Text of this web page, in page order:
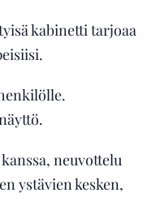
kabinetti tarjoaa
neuvottelu
ystävien kesken,